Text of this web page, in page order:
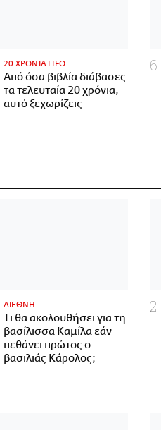
20 ΧΡΟΝΙΑ LIFO
Από όσα βιβλία διάβασες
τα τελευταία 20 χρόνια,
αυτό ξεχωρίζεις
ΔΙΕΘΝΗ
Τι θα ακολουθήσει για τη
βασίλισσα Καμίλα εάν
πεθάνει πρώτος ο
βασιλιάς Κάρολος;